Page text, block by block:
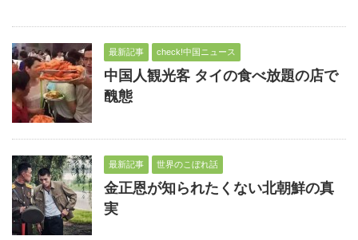
最新記事 check!中国ニュース
中国人観光客 タイの食べ放題の店で
醜態
最新記事 世界のこぼれ話
金正恩が知られたくない北朝鮮の真
実